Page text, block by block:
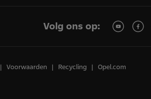
Volg ons op:
Voorwaarden Recycling
Opel.com